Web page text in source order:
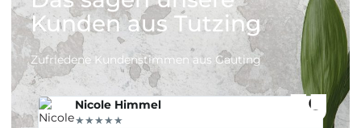
Kunden aus Tutzing
Zufriedene Kundenstimmen aus Gauting
Nicole Himmel
★★★★★